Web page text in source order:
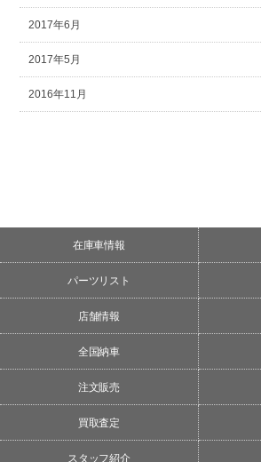
2017年6月
2017年5月
2016年11月
在庫車情報
パーツリスト
店舗情報
全国納車
注文販売
買取査定
スタッフ紹介